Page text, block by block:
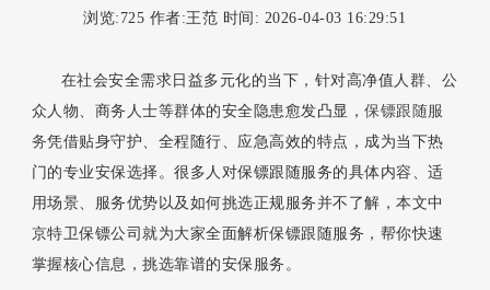
浏览: 725 作者:王范 时间: 2026-04-03 16:29:51
在社会安全需求日益多元化的当下，针对高净值人群、公
众人物、商务人士等群体的安全隐患愈发凸显，保镖跟随服
务凭借贴身守护、全程随行、应急高效的特点，成为当下热
门的专业安保选择。很多人对保镖跟随服务的具体内容、适
用场景、服务优势以及如何挑选正规服务并不了解，本文中
京特卫保镖公司就为大家全面解析保镖跟随服务，帮你快速
掌握核心信息，挑选靠谱的安保服务。